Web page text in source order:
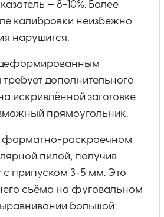
— 8-10%. Более
калибровки неизбежно
нарушится.
деформированным
дополнительного
искривлённой заготовке
прямоугольник.
форматно-раскроечном
пилой, получив
с припуском 3-5 мм. Это
съёма на фуговальном
большой